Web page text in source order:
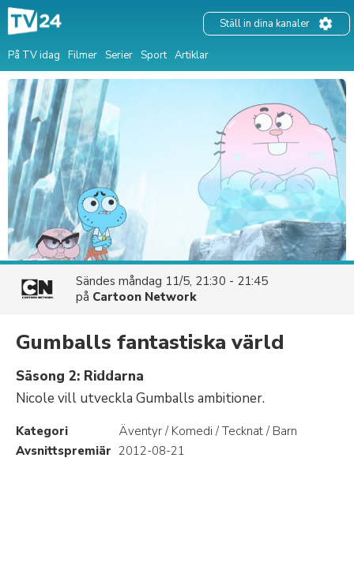
På TV idag Filmer Serier Sport Artiklar
Ställ in dina kanaler
Sändes måndag 11/5, 21:30 - 21:45
på Cartoon Network
Gumballs fantastiska värld
Säsong 2: Riddarna
Nicole vill utveckla Gumballs ambitioner.
Kategori
Äventyr / Komedi / Tecknat / Barn
Avsnittspremiär 2012-08-21